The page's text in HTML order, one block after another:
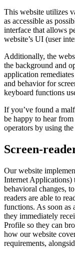
This website utilizes
as accessible as
interface that allows
website’s UI (user
Additionally, the
the background and
application
and behavior for
keyboard functions
If you’ve found a
be happy to hear
operators by using
Screen-
Our website
Internet Applications)
behavioral changes,
readers are able to
functions. As soon as
they immediately
Profile so they can
how our website
requirements,